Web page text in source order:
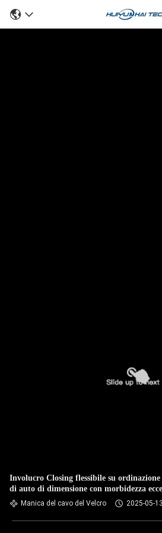
Involucro Closing flessibile su
di auto di dimensione con morbidezza
Manica del cavo del Velcro 2025-05-13